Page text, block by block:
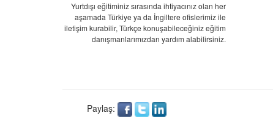
Yurtdışı eğitiminiz sırasında ihtiyacınız olan her
aşamada Türkiye ya da İngiltere ofislerimiz ile
iletişim kurabilir, Türkçe konuşabileceğiniz eğitim
danışmanlarımızdan yardım alabilirsiniz.
Paylaş: